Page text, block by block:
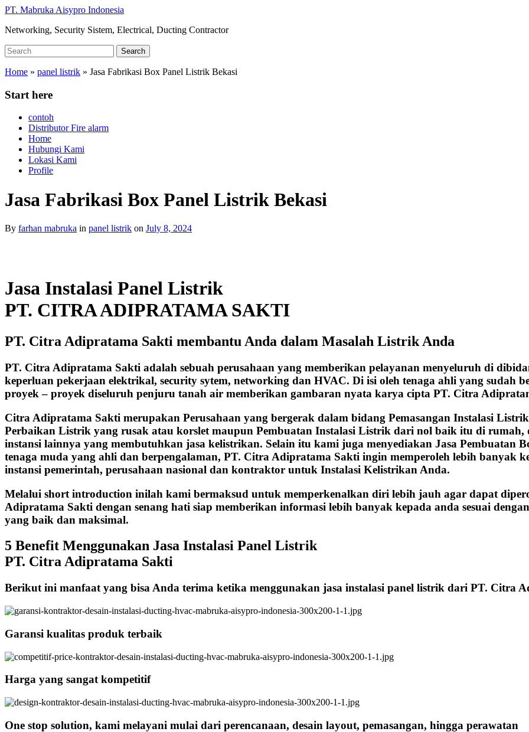
Skip
main
PT. Mabruka Aisypro Indonesia
Networking, Security Sistem, Electrical, Ducting Contractor
Search
for:
Search
Home » panel listrik » Jasa Fabrikasi Box Panel Listrik Bekasi
Start here
contoh
Distributor Fire alarm
Home
Hubungi Kami
Lokasi Kami
Profile
Jasa Fabrikasi Box Panel Listrik Bekasi
By farhan mabruka in panel listrik on July 8, 2024
Jasa Instalasi Panel Listrik
PT. CITRA ADIPRATAMA SAKTI
PT. Citra Adipratama Sakti membantu Anda dalam Masalah Listrik Anda
PT. Citra Adipratama Sakti adalah sebuah perusahaan yang memberikan pelayanan menyeluruh di
keperluan pekerjaan elektrikal, security sytem, networking dan HVAC. Di isi oleh tenaga ahli yang sudah
proyek – proyek diseluruh penjuru tanah air memberikan gambaran nyata karya cipta PT. Citra
Citra Adipratama Sakti merupakan Perusahaan yang bergerak dalam bidang Pemasangan Instalasi
Perbaikan Listrik yang rusak atau korslet maupun Pembuatan Instalasi Listrik dari nol baik itu di
instansi lainnya yang membutuhkan jasa kelistrikan. Selain itu kami juga menyediakan Jasa Pembuatan
tenaga muda yang ahli dan berpengalaman, PT. Citra Adipratama Sakti ingin memperoleh lebih banyak
instansi pemerintah, perusahaan nasional dan kontraktor untuk Instalasi Kelistrikan Anda.
Melalui short introduction inilah kami bermaksud untuk memperkenalkan diri lebih jauh agar dapat
Adipratama Sakti dengan senang hati siap memberikan informasi lebih banyak kepada anda sesuai
yang baik dan maksimal.
5 Benefit Menggunakan Jasa Instalasi Panel Listrik
PT. Citra Adipratama Sakti
Berikut ini manfaat yang bisa Anda terima ketika menggunakan jasa instalasi panel listrik dari PT. Citra
Garansi kualitas produk terbaik
Harga yang sangat kompetitif
One stop solution, kami melayani mulai dari perencanaan, desain layout, pemasangan, hingga perawatan